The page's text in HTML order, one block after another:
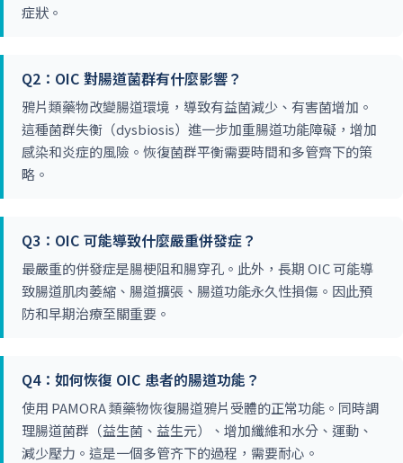
症狀。
Q2：OIC 對腸道菌群有什麼影響？
鴉片類藥物改變腸道環境，導致有益菌減少、有害菌增加。
這種菌群失衡（dysbiosis）進一步加重腸道功能障礙，增加
感染和炎症的風險。恢復菌群平衡需要時間和多管齊下的策
略。
Q3：OIC 可能導致什麼嚴重併發症？
最嚴重的併發症是腸梗阻和腸穿孔。此外，長期 OIC 可能導
致腸道肌肉萎縮、腸道擴張、腸道功能永久性損傷。因此預
防和早期治療至關重要。
Q4：如何恢復 OIC 患者的腸道功能？
使用 PAMORA 類藥物恢復腸道鴉片受體的正常功能。同時調
理腸道菌群（益生菌、益生元）、增加纖維和水分、運動、
減少壓力。這是一個多管齐下的過程，需要耐心。